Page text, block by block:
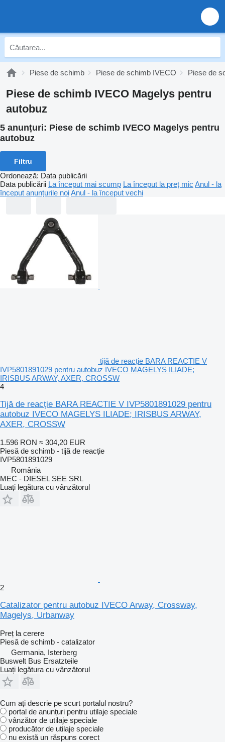
Piese de schimb Piese de schimb IVECO Piese de
Piese de schimb IVECO Magelys pentru
autobuz
5 anunțuri: Piese de schimb IVECO Magelys pentru
autobuz
Filtru
Ordonează: Data publicării
Data publicării La început mai scump La început la preț mic Anul - la
început anunțurile noiAnul - la început vechi
tijă de reacție BARA REACTIE V
IVP5801891029 pentru autobuz IVECO MAGELYS ILIADE;
IRISBUS ARWAY, AXER, CROSSW
4
Tijă de reacție BARA REACTIE V IVP5801891029 pentru
autobuz IVECO MAGELYS ILIADE; IRISBUS ARWAY,
AXER, CROSSW
1.596 RON ≈ 304,20 EUR
Piesă de schimb - tijă de reacție
IVP5801891029
România
MEC - DIESEL SEE SRL
Luați legătura cu vânzătorul
2
Catalizator pentru autobuz IVECO Arway, Crossway,
Magelys, Urbanway
Preț la cerere
Piesă de schimb - catalizator
Germania, Isterberg
Buswelt Bus Ersatzteile
Luați legătura cu vânzătorul
Cum ați descrie pe scurt portalul nostru?
portal de anunțuri pentru utilaje speciale
vânzător de utilaje speciale
producător de utilaje speciale
nu există un răspuns corect